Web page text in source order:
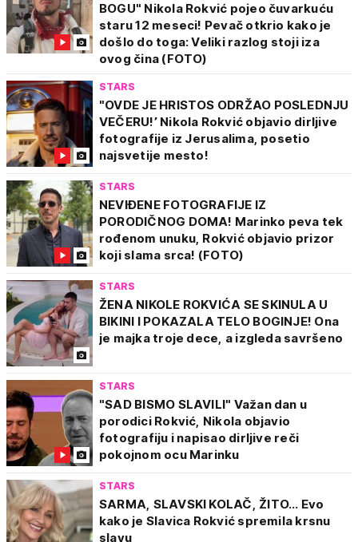
BOGU" Nikola Rokvić pojeo čuvarkuću
staru 12 meseci! Pevač otkrio kako je
došlo do toga: Veliki razlog stoji iza
ovog čina (FOTO)
STARS
"OVDE JE HRISTOS ODRŽAO POSLEDNJU
VEČERU!’ Nikola Rokvić objavio dirljive
fotografije iz Jerusalima, posetio
najsvetije mesto!
STARS
NEVIĐENE FOTOGRAFIJE IZ
PORODIČNOG DOMA! Marinko peva tek
rođenom unuku, Rokvić objavio prizor
koji slama srca! (FOTO)
STARS
ŽENA NIKOLE ROKVIĆA SE SKINULA U
BIKINI I POKAZALA TELO BOGINJE! Ona
je majka troje dece, a izgleda savršeno
STARS
"SAD BISMO SLAVILI" Važan dan u
porodici Rokvić, Nikola objavio
fotografiju i napisao dirljive reči
pokojnom ocu Marinku
STARS
SARMA, SLAVSKI KOLAČ, ŽITO... Evo
kako je Slavica Rokvić spremila krsnu
slavu